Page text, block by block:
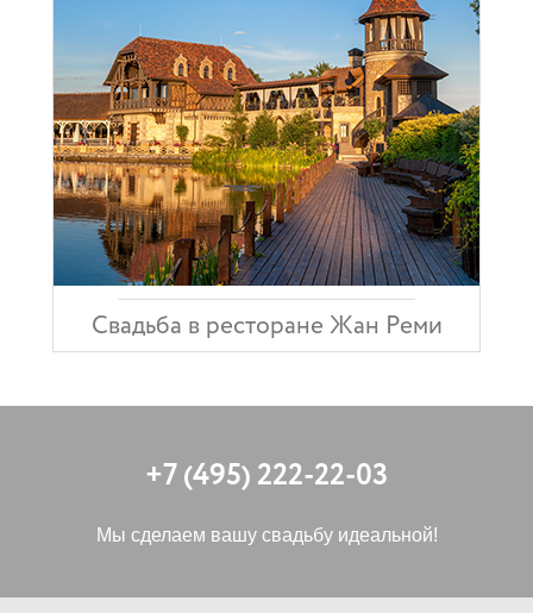
Свадьба в ресторане Жан Реми
+7 (495) 222-22-03
Мы сделаем вашу свадьбу идеальной!